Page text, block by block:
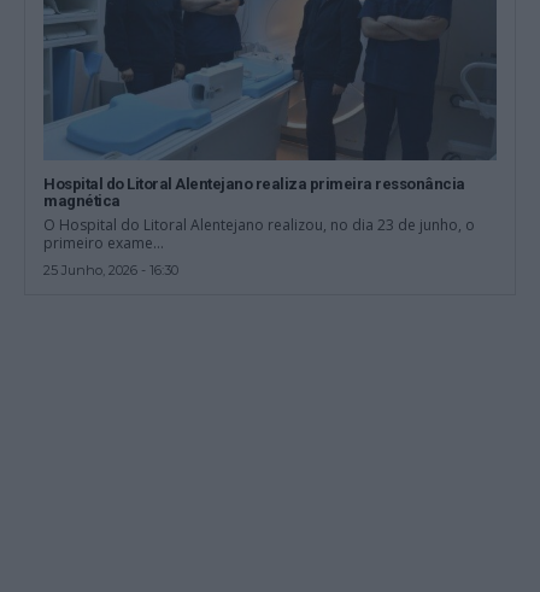
Hospital do Litoral Alentejano realiza primeira ressonância
magnética
O Hospital do Litoral Alentejano realizou, no dia 23 de junho, o
primeiro exame...
25 Junho, 2026 - 16:30